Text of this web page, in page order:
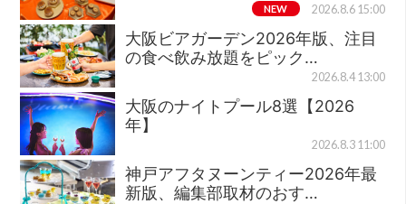
NEW 2026.8.6 15:00
大阪ビアガーデン2026年版、注目
の食べ飲み放題をピック…
2026.8.4 13:00
大阪のナイトプール8選【2026
年】
2026.8.3 11:00
神戸アフタヌーンティー2026年最
新版、編集部取材のおす…